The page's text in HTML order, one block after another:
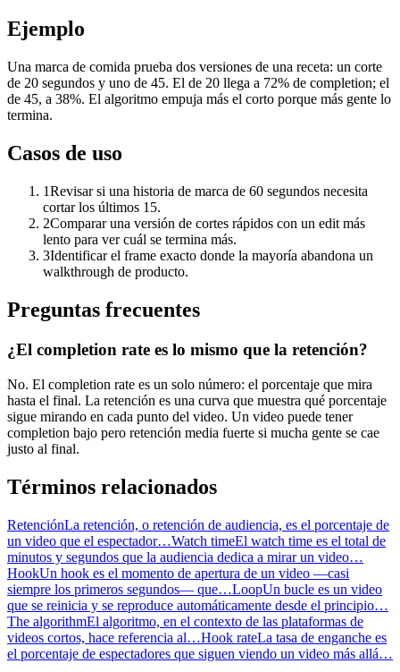
Ejemplo
Una marca de comida prueba dos versiones de una receta: un corte
de 20 segundos y uno de 45. El de 20 llega a 72% de completion; el
de 45, a 38%. El algoritmo empuja más el corto porque más gente lo
termina.
Casos de uso
1Revisar si una historia de marca de 60 segundos necesita
cortar los últimos 15.
2Comparar una versión de cortes rápidos con un edit más
lento para ver cuál se termina más.
3Identificar el frame exacto donde la mayoría abandona un
walkthrough de producto.
Preguntas frecuentes
¿El completion rate es lo mismo que la retención?
No. El completion rate es un solo número: el porcentaje que mira
hasta el final. La retención es una curva que muestra qué porcentaje
sigue mirando en cada punto del video. Un video puede tener
completion bajo pero retención media fuerte si mucha gente se cae
justo al final.
Términos relacionados
RetenciónLa retención, o retención de audiencia, es el porcentaje de
un video que el espectador…Watch timeEl watch time es el total de
minutos y segundos que la audiencia dedica a mirar un video…
HookUn hook es el momento de apertura de un video —casi
siempre los primeros segundos— que…LoopUn bucle es un video
que se reinicia y se reproduce automáticamente desde el principio…
The algorithmEl algoritmo, en el contexto de las plataformas de
videos cortos, hace referencia al…Hook rateLa tasa de enganche es
el porcentaje de espectadores que siguen viendo un video más allá…